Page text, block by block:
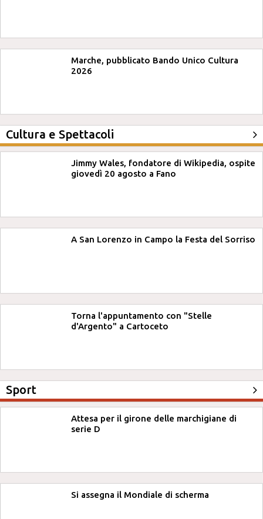
Marche, pubblicato Bando Unico Cultura
2026
Cultura e Spettacoli
Jimmy Wales, fondatore di Wikipedia, ospite
giovedì 20 agosto a Fano
A San Lorenzo in Campo la Festa del Sorriso
Torna l'appuntamento con "Stelle
d'Argento" a Cartoceto
Sport
Attesa per il girone delle marchigiane di
serie D
Si assegna il Mondiale di scherma